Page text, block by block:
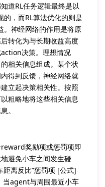
道RL任务逻辑最终是以
，而RL算法优化的则是
神经网络的作用是将原
转化为与长期收益高度
决策。理想情况
相关信息组成。某个状
得到反馈，神经网络就
立起决策相关性。按照
粗略地将这些相关信息
。
奖励项或惩罚项即
避免小车之间发生碰
距离反比”惩罚项 [公式]
当agent与周围最近小车